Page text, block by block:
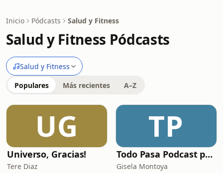
Inicio Pódcasts Salud y Fitness
Salud y Fitness Pódcasts
Salud y Fitness
Populares Más recientes A–Z
UG
Universo, Gracias!
Tere Diaz
TP
Todo Pasa Podcast por Gisela Montoya
Gisela Montoya